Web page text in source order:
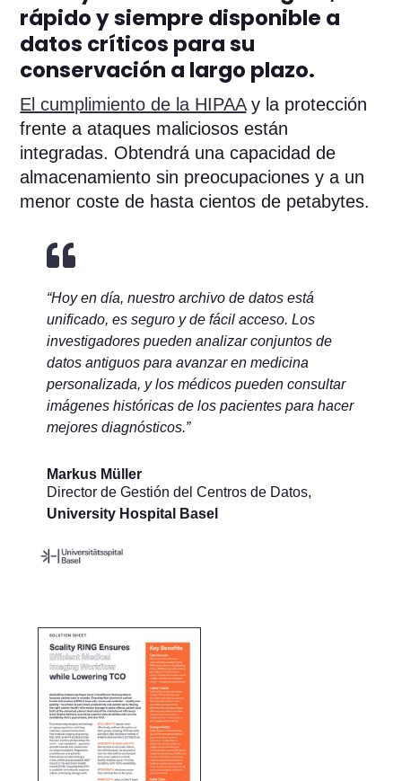
rápido y siempre disponible a
datos críticos para su
conservación a largo plazo.
El cumplimiento de la HIPAAy la protección
frente a ataques maliciosos están
integradas. Obtendrá una capacidad de
almacenamiento sin preocupaciones y a un
menor coste de hasta cientos de petabytes.

“Hoy en día, nuestro archivo de datos está
unificado, es seguro y de fácil acceso. Los
investigadores pueden analizar conjuntos de
datos antiguos para avanzar en medicina
personalizada, y los médicos pueden consultar
imágenes históricas de los pacientes para hacer
mejores diagnósticos.”
Markus Müller
Director de Gestión del Centros de Datos,
University Hospital Basel